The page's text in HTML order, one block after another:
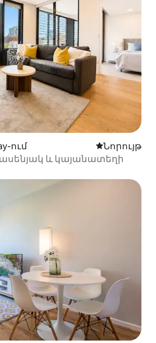
ում Մնալու նոր
Նորույթ
և կայանատեղի